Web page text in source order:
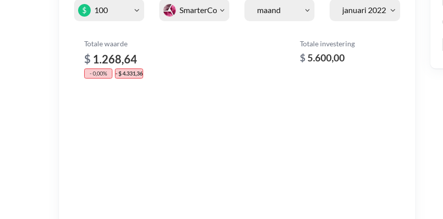
$
Totale waarde
$ 1.268,64
- 0,00% - $ 4.331,36
Totale investering
$ 5.600,00